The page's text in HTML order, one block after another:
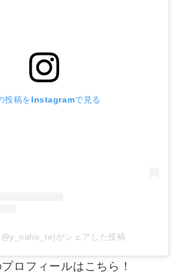
投稿をInstagramで見る
がシェアした投稿
ロフィールはこちら！